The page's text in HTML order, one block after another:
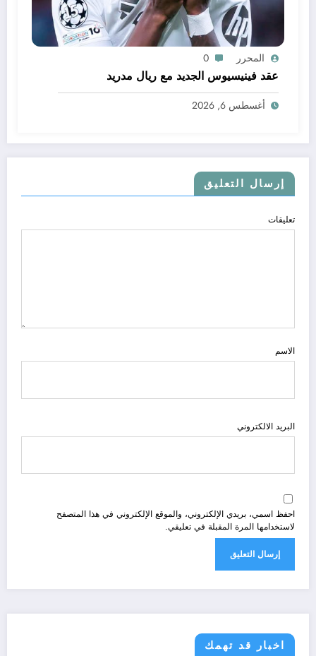
المحرر 0
عقد فينيسيوس الجديد مع ريال مدريد
أغسطس 6, 2026
إرسال التعليق
تعليقات
الاسم
البريد الالكتروني
احفظ اسمي، بريدي الإلكتروني، والموقع الإلكتروني في هذا المتصفح
لاستخدامها المرة المقبلة في تعليقي.
اخبار قد تهمك